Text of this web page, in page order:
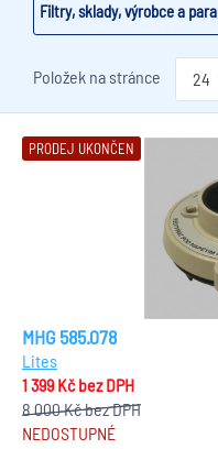
Filtry, sklady, výrobce a
Položek na stránce
PRODEJ UKONČEN
MHG 585.078
Lites
1 399 Kčbez DPH
8 000 Kčbez DPH
NEDOSTUPNÉ